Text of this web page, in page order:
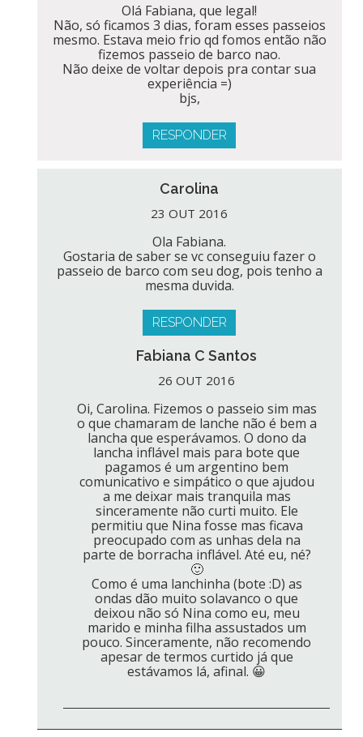
Olá Fabiana, que legal!
Não, só ficamos 3 dias, foram esses passeios
mesmo. Estava meio frio qd fomos então não
fizemos passeio de barco nao.
Não deixe de voltar depois pra contar sua
experiência =)
bjs,
RESPONDER
Carolina
23 OUT 2016
Ola Fabiana.
Gostaria de saber se vc conseguiu fazer o
passeio de barco com seu dog, pois tenho a
mesma duvida.
RESPONDER
Fabiana C Santos
26 OUT 2016
Oi, Carolina. Fizemos o passeio sim mas
o que chamaram de lanche não é bem a
lancha que esperávamos. O dono da
lancha inflável mais para bote que
pagamos é um argentino bem
comunicativo e simpático o que ajudou
a me deixar mais tranquila mas
sinceramente não curti muito. Ele
permitiu que Nina fosse mas ficava
preocupado com as unhas dela na
parte de borracha inflável. Até eu, né?
🙂
Como é uma lanchinha (bote :D) as
ondas dão muito solavanco o que
deixou não só Nina como eu, meu
marido e minha filha assustados um
pouco. Sinceramente, não recomendo
apesar de termos curtido já que
estávamos lá, afinal. 😀